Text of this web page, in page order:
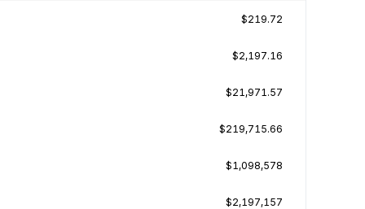
$219.72
$2,197.16
$21,971.57
$219,715.66
$1,098,578
$2,197,157